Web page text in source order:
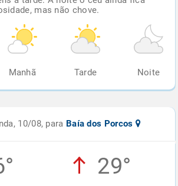
mas não chove.
Manhã Tarde Noite
10/08, para Baía dos Porcos
29°